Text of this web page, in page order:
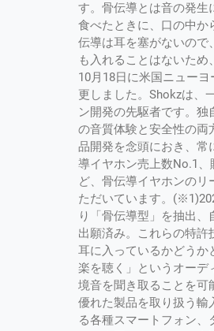
す。骨伝導とは音の発生
食べたときに、口の中か
伝導は耳を塞がないので
も入れることはないた
10月18日に米国ニュー
更しました。Shokzは、
ン開発の先駆者です。
の音質体験と安全性の両
品開発を念頭におき、常
導イヤホン売上数No.1、
ど、骨伝導イヤホンの
ただいています。
り「骨伝導型」を抽出
出願済み。これらの特
耳に入っているかどうか
楽を聴く」というオーデ
境音を聞き取ることを可
優れた製品を取り扱う輸
る各種スマートフォン